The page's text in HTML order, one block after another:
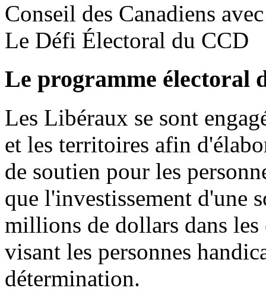
Conseil des Canadiens
Le Défi Électoral du CCD
Le programme électoral
Les Libéraux se sont
et les territoires afin
de soutien pour les
que l'investissement d'une
millions de dollars dans
visant les personnes
détermination.